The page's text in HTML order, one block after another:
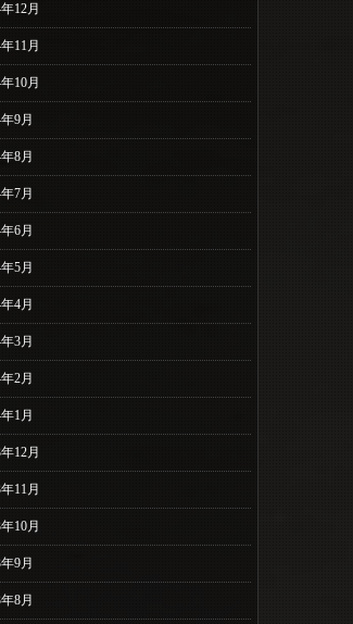
12月
11月
10月
9月
8月
7月
6月
5月
4月
3月
2月
1月
12月
11月
10月
9月
8月